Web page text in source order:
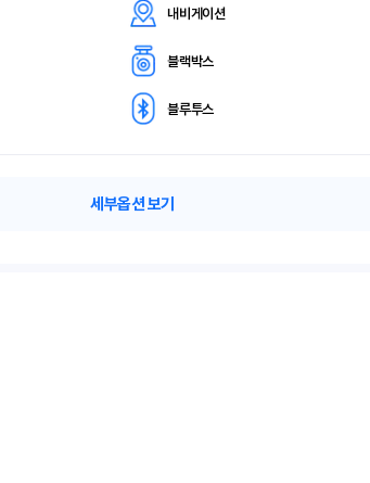
내비게이션
블랙박스
블루투스
세부옵션 보기